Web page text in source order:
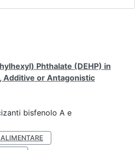
Phthalate (DEHP) in
Additive or Antagonistic
bisfenolo A e